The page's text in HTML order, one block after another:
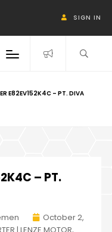
SIGN IN
E82EV152K4C – PT. DIVA
– PT.
October 2,